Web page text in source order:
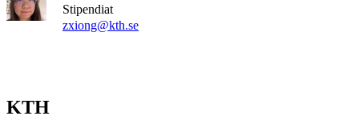
Stipendiat
zxiong@kth.se
KTH